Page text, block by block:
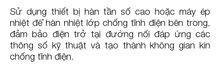
Sử dụng thiết bị hàn tần số cao hoặc máy ép
nhiệt để hàn nhiệt lớp chống tĩnh điện bên trong,
đảm bảo điện trở tại đường nối đáp ứng các
thông số kỹ thuật và tạo thành không gian kín
chống tĩnh điện.